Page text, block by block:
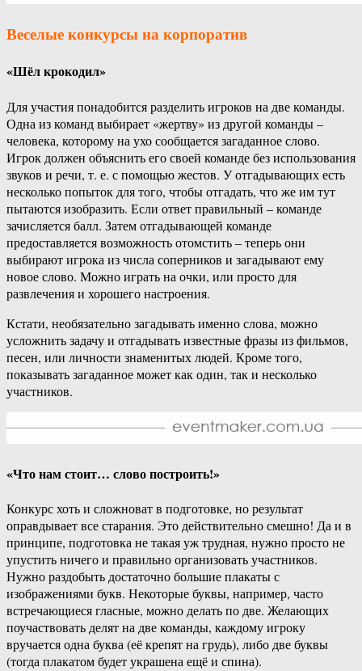
Веселые конкурсына корпоратив
«Шёл крокодил»
Для участия понадобится разделить игроков на две команды.
Одна из команд выбирает «жертву» из другой команды –
человека, которому на ухо сообщается загаданное слово.
Игрок должен объяснить его своей команде без использования
звуков и речи, т. е. с помощью жестов. У отгадывающих есть
несколько попыток для того, чтобы отгадать, что же им тут
пытаются изобразить. Если ответ правильный – команде
зачисляется балл. Затем отгадывающей команде
предоставляется возможность отомстить – теперь они
выбирают игрока из числа соперников и загадывают ему
новое слово. Можно играть на очки, или просто для
развлечения и хорошего настроения.
Кстати, необязательно загадывать именно слова, можно
усложнить задачу и отгадывать известные фразы из фильмов,
песен, или личности знаменитых людей. Кроме того,
показывать загаданное может как один, так и несколько
участников.
«Что нам стоит… слово построить!»
Конкурс хоть и сложноват в подготовке, но результат
оправдывает все старания. Это действительно смешно! Да и в
принципе, подготовка не такая уж трудная, нужно просто не
упустить ничего и правильно организовать участников.
Нужно раздобыть достаточно большие плакаты с
изображениями букв. Некоторые буквы, например, часто
встречающиеся гласные, можно делать по две. Желающих
поучаствовать делят на две команды, каждому игроку
вручается одна буква (её крепят на грудь), либо две буквы
(тогда плакатом будет украшена ещё и спина).